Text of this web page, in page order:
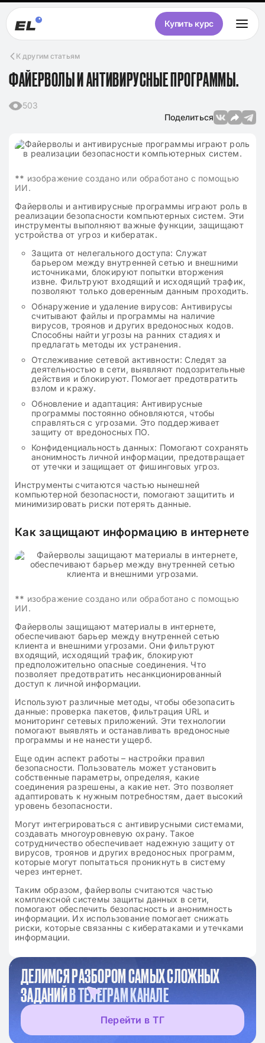
Купить курс
К другим статьям
ФАЙЕРВОЛЫ И АНТИВИРУСНЫЕ ПРОГРАММЫ.
503
Поделиться
** изображение создано или обработано с помощью
ИИ.
Файерволы и антивирусные программы играют роль в
реализации безопасности компьютерных систем. Эти
инструменты выполняют важные функции, защищают
устройства от угроз и кибератак.
Защита от нелегального доступа: Служат
барьером между внутренней сетью и внешними
источниками, блокируют попытки вторжения
извне. Фильтруют входящий и исходящий трафик,
позволяют только доверенным данным проходить.
Обнаружение и удаление вирусов: Антивирусы
считывают файлы и программы на наличие
вирусов, троянов и других вредоносных кодов.
Способны найти угрозы на ранних стадиях и
предлагать методы их устранения.
Отслеживание сетевой активности: Следят за
деятельностью в сети, выявляют подозрительные
действия и блокируют. Помогает предотвратить
взлом и кражу.
Обновление и адаптация: Антивирусные
программы постоянно обновляются, чтобы
справляться с угрозами. Это поддерживает
защиту от вредоносных ПО.
Конфиденциальность данных: Помогают сохранять
анонимность личной информации, предотвращает
от утечки и защищает от фишинговых угроз.
Инструменты считаются частью нынешней
компьютерной безопасности, помогают защитить и
минимизировать риски потерять данные.
Как защищают информацию в интернете
** изображение создано или обработано с помощью
ИИ.
Файерволы защищают материалы в интернете,
обеспечивают барьер между внутренней сетью
клиента и внешними угрозами. Они фильтруют
входящий, исходящий трафик, блокируют
предположительно опасные соединения. Что
позволяет предотвратить несанкционированный
доступ к личной информации.
Используют различные методы, чтобы обезопасить
данные: проверка пакетов, фильтрация URL и
мониторинг сетевых приложений. Эти технологии
помогают выявлять и останавливать вредоносные
программы и не нанести ущерб.
Еще один аспект работы – настройки правил
безопасности. Пользователь может установить
собственные параметры, определяя, какие
соединения разрешены, а какие нет. Это позволяет
адаптировать к нужным потребностям, дает высокий
уровень безопасности.
Могут интегрироваться с антивирусными системами,
создавать многоуровневую охрану. Такое
сотрудничество обеспечивает надежную защиту от
вирусов, троянов и других вредоносных программ,
которые могут попытаться проникнуть в систему
через интернет.
Таким образом, файерволы считаются частью
комплексной системы защиты данных в сети,
помогают обеспечить безопасность и анонимность
информации. Их использование помогает снижать
риски, которые связанны с кибератаками и утечками
информации.
ДЕЛИМСЯ РАЗБОРОМ САМЫХ СЛОЖНЫХ
ЗАДАНИЙВ ТЕЛЕГРАМ КАНАЛЕ
Перейти в ТГ